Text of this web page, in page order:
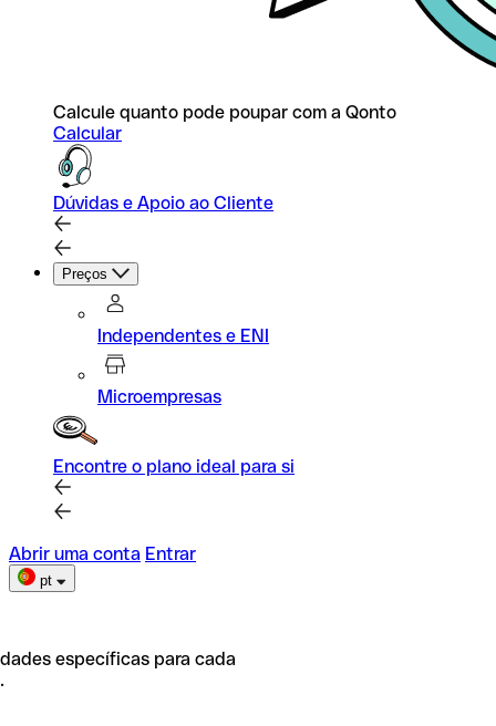
Calcule quanto pode poupar com a Qonto
Calcular
Dúvidas e Apoio ao Cliente
Preços
Independentes e ENI
Microempresas
Encontre o plano ideal para si
Abrir uma conta Entrar
pt
específicas para cada